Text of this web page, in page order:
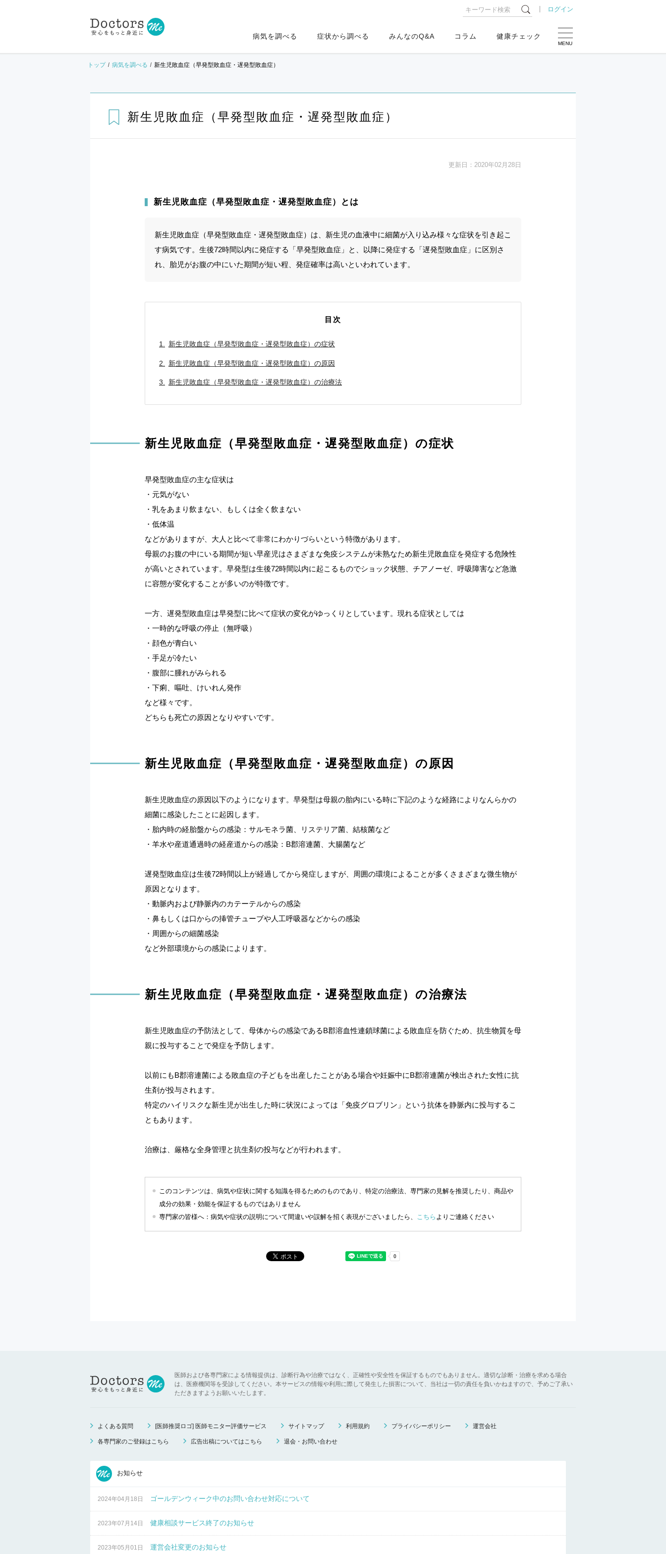
ログイン
MENU
病気を調べる 症状から調べる みんなのQ&A コラム 健康チェック
トップ 病気を調べる 新生児敗血症（早発型敗血症・遅発型敗血症）
新生児敗血症（早発型敗血症・遅発型敗血症）
更新日： 2020年02月28日
新生児敗血症（早発型敗血症・遅発型敗血症）とは
新生児敗血症（早発型敗血症・遅発型敗血症）は、新生児の血液中に細菌が入り込み様々な症状を引き起こ
す病気です。生後72時間以内に発症する「早発型敗血症」と、以降に発症する「遅発型敗血症」に区別さ
れ、胎児がお腹の中にいた期間が短い程、発症確率は高いといわれています。
目次
新生児敗血症（早発型敗血症・遅発型敗血症）の症状
新生児敗血症（早発型敗血症・遅発型敗血症）の原因
新生児敗血症（早発型敗血症・遅発型敗血症）の治療法
新生児敗血症（早発型敗血症・遅発型敗血症）の症状
早発型敗血症の主な症状は
・元気がない
・乳をあまり飲まない、もしくは全く飲まない
・低体温
などがありますが、大人と比べて非常にわかりづらいという特徴があります。
母親のお腹の中にいる期間が短い早産児はさまざまな免疫システムが未熟なため新生児敗血症を発症する危険性
が高いとされています。早発型は生後72時間以内に起こるものでショック状態、チアノーゼ、呼吸障害など急激
に容態が変化することが多いのが特徴です。
一方、遅発型敗血症は早発型に比べて症状の変化がゆっくりとしています。現れる症状としては
・一時的な呼吸の停止（無呼吸）
・顔色が青白い
・手足が冷たい
・腹部に腫れがみられる
・下痢、嘔吐、けいれん発作
など様々です。
どちらも死亡の原因となりやすいです。
新生児敗血症（早発型敗血症・遅発型敗血症）の原因
新生児敗血症の原因以下のようになります。早発型は母親の胎内にいる時に下記のような経路によりなんらかの
細菌に感染したことに起因します。
・胎内時の経胎盤からの感染：サルモネラ菌、リステリア菌、結核菌など
・羊水や産道通過時の経産道からの感染：B郡溶連菌、大腸菌など
遅発型敗血症は生後72時間以上が経過してから発症しますが、周囲の環境によることが多くさまざまな微生物が
原因となります。
・動脈内および静脈内のカテーテルからの感染
・鼻もしくは口からの挿管チューブや人工呼吸器などからの感染
・周囲からの細菌感染
など外部環境からの感染によります。
新生児敗血症（早発型敗血症・遅発型敗血症）の治療法
新生児敗血症の予防法として、母体からの感染であるB郡溶血性連鎖球菌による敗血症を防ぐため、抗生物質を母
親に投与することで発症を予防します。
以前にもB郡溶連菌による敗血症の子どもを出産したことがある場合や妊娠中にB郡溶連菌が検出された女性に抗
生剤が投与されます。
特定のハイリスクな新生児が出生した時に状況によっては「免疫グロブリン」という抗体を静脈内に投与するこ
ともあります。
治療は、厳格な全身管理と抗生剤の投与などが行われます。
このコンテンツは、病気や症状に関する知識を得るためのものであり、特定の治療法、専門家の見解を推奨したり、商品や
成分の効果・効能を保証するものではありません
専門家の皆様へ：病気や症状の説明について間違いや誤解を招く表現がございましたら、
こちら よりご連絡ください
医師および各専門家による情報提供は、診断行為や治療ではなく、正確性や安全性を保証するものでもありません。適切な診断・治療を求める場合
は、医療機関等を受診してください。本サービスの情報や利用に際して発生した損害について、当社は一切の責任を負いかねますので、予めご了承い
ただきますようお願いいたします。
よくある質問 [医師推奨ロゴ] 医師モニター評価サービス サイトマップ 利用規約 プライバシーポリシー 運営会社
各専門家のご登録はこちら 広告出稿についてはこちら 退会・お問い合わせ
お知らせ
2024年04月18日 ゴールデンウィーク中のお問い合わせ対応について
2023年07月14日 健康相談サービス終了のお知らせ
2023年05月01日 運営会社変更のお知らせ